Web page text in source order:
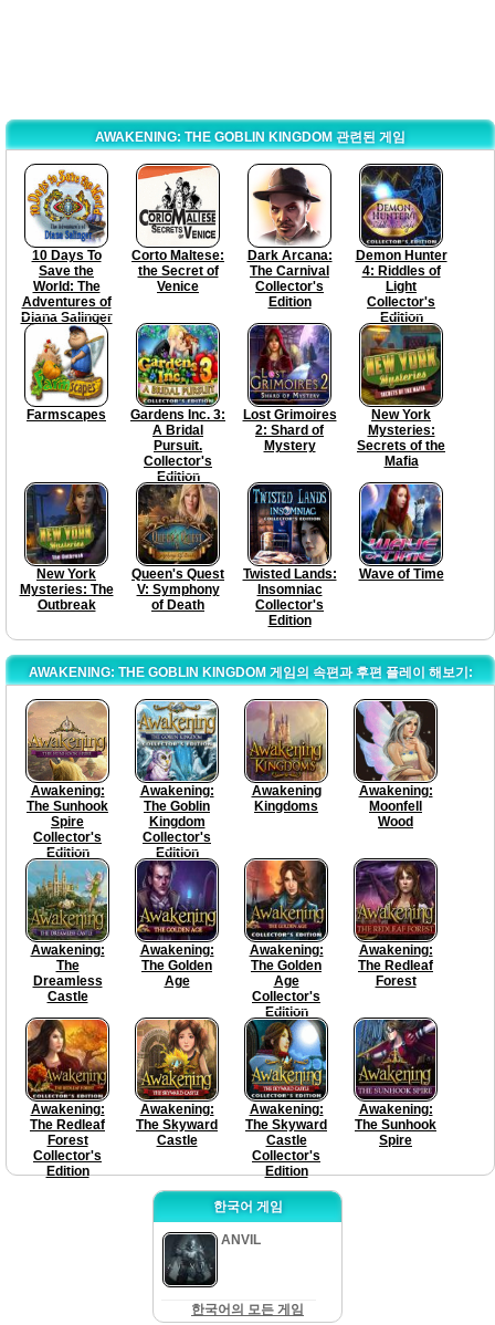
AWAKENING: THE GOBLIN KINGDOM 관련된 게임
10 Days To
Save the
World: The
Adventures of
Diana Salinger
Corto Maltese:
the Secret of
Venice
Dark Arcana:
The Carnival
Collector's
Edition
Demon Hunter
4: Riddles of
Light
Collector's
Edition
Farmscapes
Gardens Inc. 3:
A Bridal
Pursuit.
Collector's
Edition
Lost Grimoires
2: Shard of
Mystery
New York
Mysteries:
Secrets of the
Mafia
New York
Mysteries: The
Outbreak
Queen's Quest
V: Symphony
of Death
Twisted Lands:
Insomniac
Collector's
Edition
Wave of Time
AWAKENING: THE GOBLIN KINGDOM 게임의 속편과 후편 플레이 해보기:
Awakening:
The Sunhook
Spire
Collector's
Edition
Awakening:
The Goblin
Kingdom
Collector's
Edition
Awakening
Kingdoms
Awakening:
Moonfell
Wood
Awakening:
The
Dreamless
Castle
Awakening:
The Golden
Age
Awakening:
The Golden
Age
Collector's
Edition
Awakening:
The Redleaf
Forest
Awakening:
The Redleaf
Forest
Collector's
Edition
Awakening:
The Skyward
Castle
Awakening:
The Skyward
Castle
Collector's
Edition
Awakening:
The Sunhook
Spire
한국어 게임
ANVIL
한국어의 모든 게임